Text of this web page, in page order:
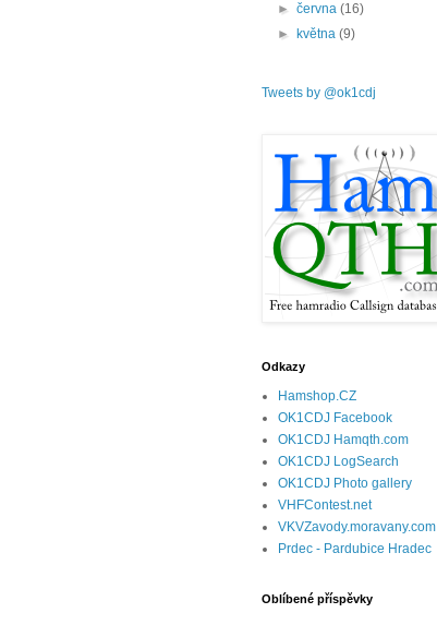
►června(16)
►
května(9)
Tweets by @ok1cdj
Odkazy
Hamshop.CZ
OK1CDJ Facebook
OK1CDJ Hamqth.com
OK1CDJ LogSearch
OK1CDJ Photo gallery
VHFContest.net
VKVZavody.moravany.com
Prdec - Pardubice Hradec
Oblíbené příspěvky